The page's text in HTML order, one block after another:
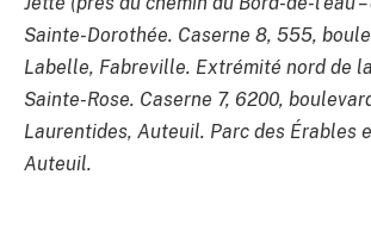
Sainte-Dorothée. Caserne 8, 555,
Labelle, Fabreville. Extrémité nord de
Sainte-Rose. Caserne 7, 6200,
Laurentides, Auteuil. Parc des Érables
Auteuil.